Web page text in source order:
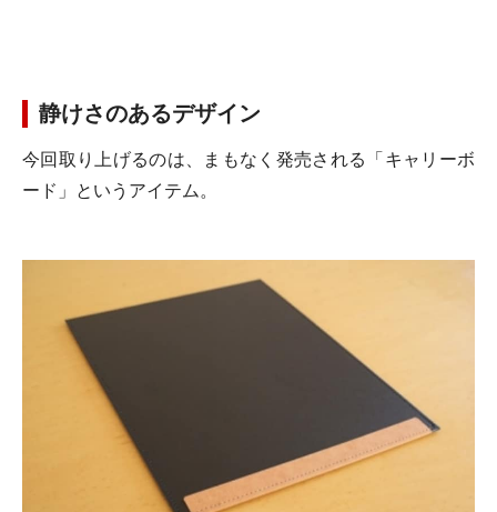
静けさのあるデザイン
今回取り上げるのは、まもなく発売される「キャリーボ
ード」というアイテム。